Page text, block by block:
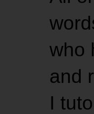
who
and
I